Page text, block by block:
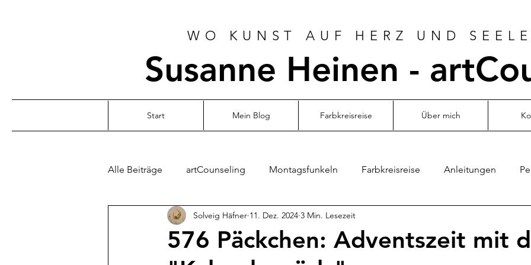
WO KUNST AUF HERZ UND
Susanne Heinen -
Start Mein Blog Farbkreisreise Über mich
Alle Beiträge artCounseling Montagsfunkeln Farbkreisreise Anleitungen
576 Päckchen: Adventszeit mit
Solveig Häfner 11. Dez. 2024 3 Min. Lesezeit